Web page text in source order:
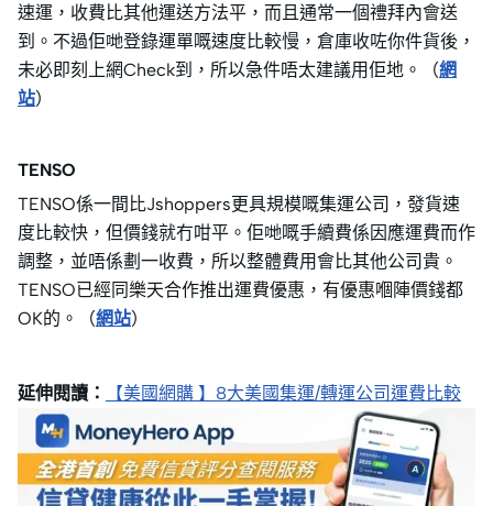
速運，收費比其他運送方法平，而且通常一個禮拜內會送
到。不過佢哋登錄運單嘅速度比較慢，倉庫收咗你件貨後，
未必即刻上網Check到，所以急件唔太建議用佢地。（網
站）
TENSO
TENSO係一間比Jshoppers更具規模嘅集運公司，發貨速
度比較快，但價錢就冇咁平。佢哋嘅手續費係因應運費而作
調整，並唔係劃一收費，所以整體費用會比其他公司貴。
TENSO已經同樂天合作推出運費優惠，有優惠嗰陣價錢都
OK的。（網站）
延伸閱讀： 【美國網購 】8大美國集運/轉運公司運費比較